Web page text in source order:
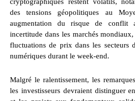
cryptographiques restent volatils,
des tensions géopolitiques au
augmentation du risque de conflit
incertitude dans les marchés
fluctuations de prix dans les secteurs
numériques durant le week-end.
Malgré le ralentissement, les
les investisseurs devraient distinguer